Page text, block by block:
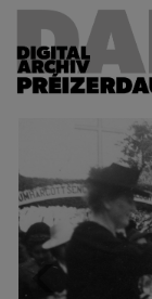
Previous